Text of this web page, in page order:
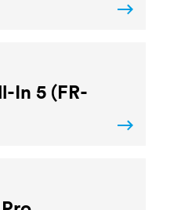
In 5 (FR-